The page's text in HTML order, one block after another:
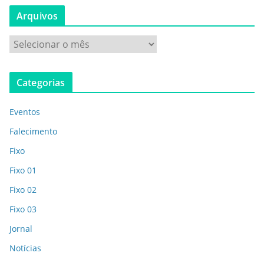
Arquivos
Categorias
Eventos
Falecimento
Fixo
Fixo 01
Fixo 02
Fixo 03
Jornal
Notícias